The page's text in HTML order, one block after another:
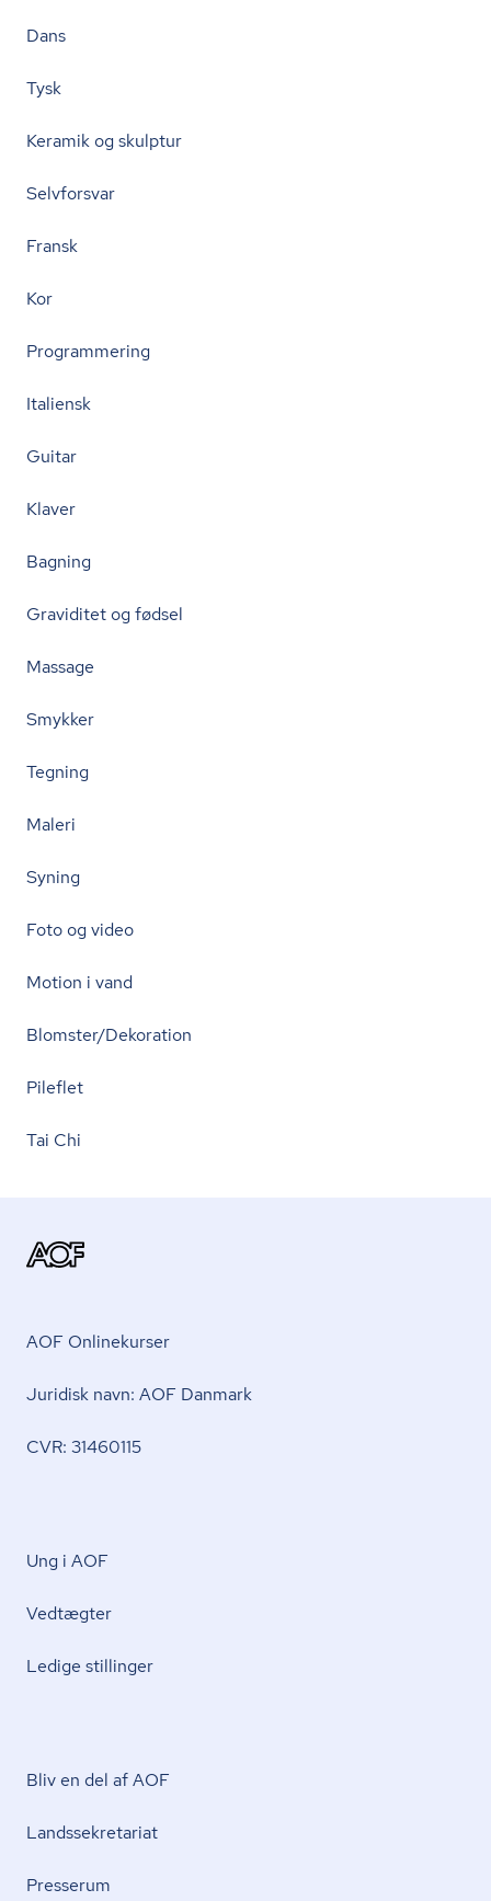
Dans
Tysk
Keramik og skulptur
Selvforsvar
Fransk
Kor
Programmering
Italiensk
Guitar
Klaver
Bagning
Graviditet og fødsel
Massage
Smykker
Tegning
Maleri
Syning
Foto og video
Motion i vand
Blomster/Dekoration
Pileflet
Tai Chi
AOF Onlinekurser
Juridisk navn: AOF Danmark
CVR: 31460115
Ung i AOF
Vedtægter
Ledige stillinger
Bliv en del af AOF
Lands­se­kre­ta­ri­at
Presserum